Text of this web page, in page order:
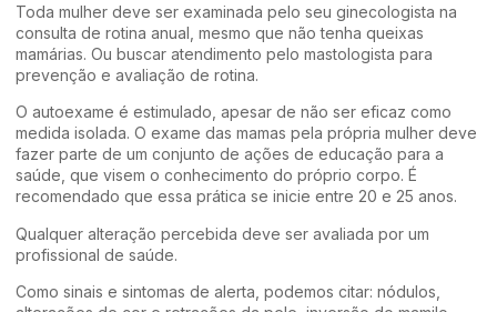
Toda mulher deve ser examinada pelo seu ginecologista na
consulta de rotina anual, mesmo que não tenha queixas
mamárias. Ou buscar atendimento pelo mastologista para
prevenção e avaliação de rotina.
O autoexame é estimulado, apesar de não ser eficaz como
medida isolada. O exame das mamas pela própria mulher deve
fazer parte de um conjunto de ações de educação para a
saúde, que visem o conhecimento do próprio corpo. É
recomendado que essa prática se inicie entre 20 e 25 anos.
Qualquer alteração percebida deve ser avaliada por um
profissional de saúde.
Como sinais e sintomas de alerta, podemos citar: nódulos,